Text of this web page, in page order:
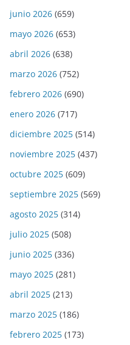
junio 2026 (659)
mayo 2026 (653)
abril 2026 (638)
marzo 2026 (752)
febrero 2026 (690)
enero 2026 (717)
diciembre 2025 (514)
noviembre 2025 (437)
octubre 2025 (609)
septiembre 2025 (569)
agosto 2025 (314)
julio 2025 (508)
junio 2025 (336)
mayo 2025 (281)
abril 2025 (213)
marzo 2025 (186)
febrero 2025 (173)